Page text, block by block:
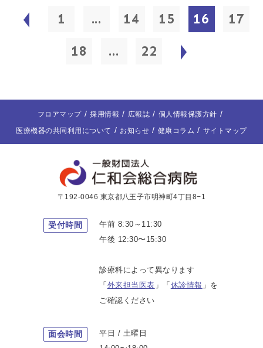
1 ... 14 15 16
17
18
... 22
フロアマップ 採用情報 広報誌
個人情報保護方針
医療機器の共同利用について
お知らせ 健康コラム サイトマップ
〒192-0046 東京都八王子市明神町4丁目8−1
受付時間
午前 8:30～11:30
午後 12:30〜15:30
診療科によって異なります
「 外来担当医表 」「 休診情報 」を
ご確認ください
面会時間
平日 / 土曜日